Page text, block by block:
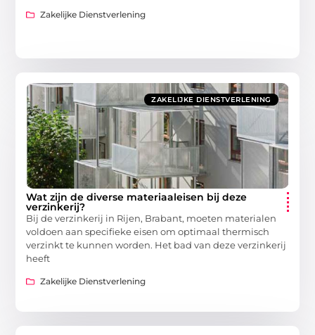
Zakelijke Dienstverlening
ZAKELIJKE DIENSTVERLENING
Wat zijn de diverse materiaaleisen bij deze
verzinkerij?
Bij de verzinkerij in Rijen, Brabant, moeten materialen
voldoen aan specifieke eisen om optimaal thermisch
verzinkt te kunnen worden. Het bad van deze verzinkerij
heeft
Zakelijke Dienstverlening